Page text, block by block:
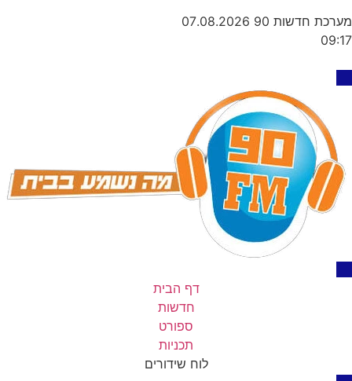
מערכת חדשות 90
07.08.2026
09:17
דף הבית
חדשות
ספורט
תכניות
לוח שידורים